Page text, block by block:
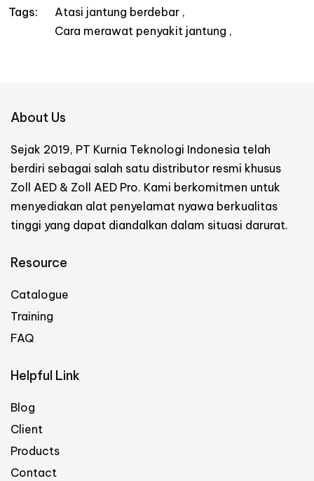
Tags:
Atasi jantung berdebar
Cara merawat penyakit jantung
About Us
Sejak 2019, PT Kurnia Teknologi Indonesia telah
berdiri sebagai salah satu distributor resmi khusus
Zoll AED & Zoll AED Pro. Kami berkomitmen untuk
menyediakan alat penyelamat nyawa berkualitas
tinggi yang dapat diandalkan dalam situasi darurat.
Resource
Catalogue
Training
FAQ
Helpful Link
Blog
Client
Products
Contact